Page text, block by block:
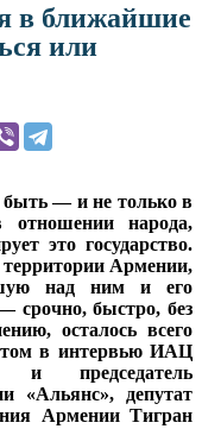
в ближайшие
или
— и не только в
народа,
это государство.
Армении,
над ним и его
срочно, быстро, без
осталось всего
в интервью ИАЦ
и председатель
«Альянс», депутат
Армении Тигран